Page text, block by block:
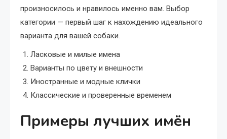
произносилось и нравилось именно вам. Выбор
категории — первый шаг к нахождению идеального
варианта для вашей собаки.
Ласковые и милые имена
Варианты по цвету и внешности
Иностранные и модные клички
Классические и проверенные временем
Примеры лучших имён